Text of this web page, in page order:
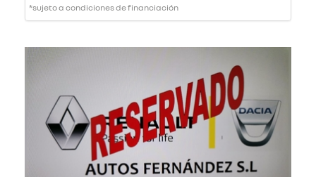
*sujeto a condiciones de financiación